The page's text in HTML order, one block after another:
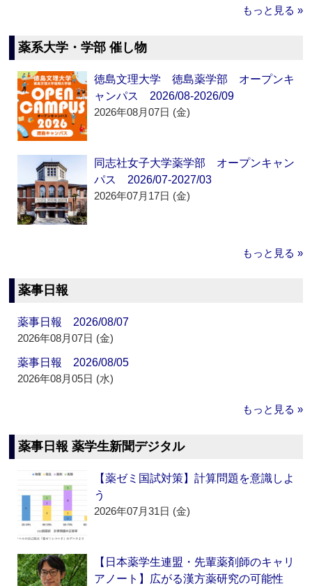
もっと見る »
薬系大学・学部 催し物
徳島文理大学 徳島薬学部 オープンキ
ャンパス 2026/08-2026/09
2026年08月07日 (金)
同志社女子大学薬学部 オープンキャン
パス 2026/07-2027/03
2026年07月17日 (金)
もっと見る »
薬事日報
薬事日報 2026/08/07
2026年08月07日 (金)
薬事日報 2026/08/05
2026年08月05日 (水)
もっと見る »
薬事日報 薬学生新聞デジタル
【薬ゼミ国試対策】計算問題を意識しよ
う
2026年07月31日 (金)
【日本薬学生連盟・先輩薬剤師のキャリ
アノート】広がる漢方薬研究の可能性